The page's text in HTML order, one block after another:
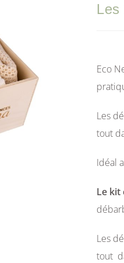
Les
Eco
Les
tout
Idéal
Le kit
Les
tout